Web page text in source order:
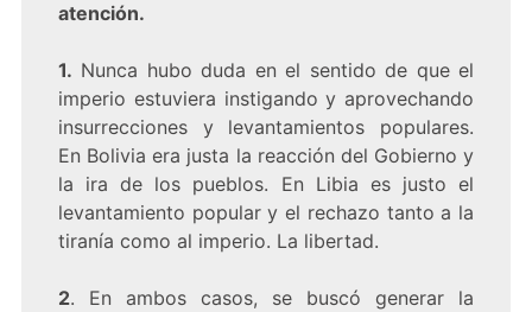
atención.
1. Nunca hubo duda en el sentido de que el
imperio estuviera instigando y aprovechando
insurrecciones y levantamientos populares.
En Bolivia era justa la reacción del Gobierno y
la ira de los pueblos. En Libia es justo el
levantamiento popular y el rechazo tanto a la
tiranía como al imperio. La libertad.
2. En ambos casos, se buscó generar la